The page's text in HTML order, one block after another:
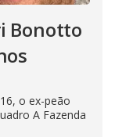
Bonotto
o ex-peão
A Fazenda